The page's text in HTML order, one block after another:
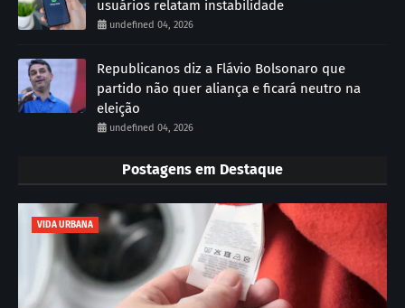
usuários relatam instabilidade
undefined 04, 2026
Republicanos diz a Flávio Bolsonaro que
partido não quer aliança e ficará neutro na
eleição
undefined 04, 2026
Postagens em Destaque
VIDA URBANA